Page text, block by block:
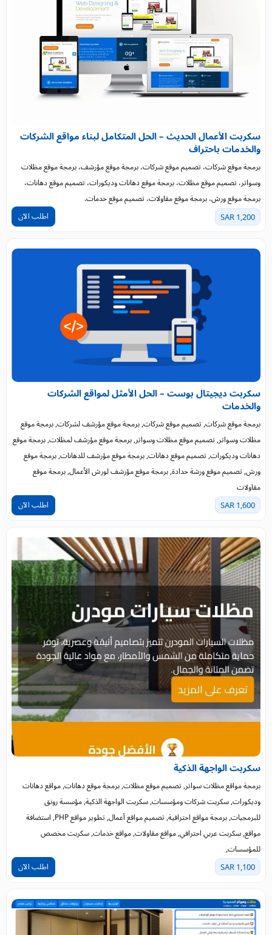
سكربت الأعمال الحديث – الحل المتكامل لبناء مواقع الشركات
والخدمات باحتراف
برمجة موقع شركات، تصميم موقع شركات، برمجة موقع مؤرشف، برمجة موقع مظلات
وسواتر، تصميم موقع مظلات، برمجة موقع دهانات وديكورات، تصميم موقع دهانات،
برمجة موقع ورش، برمجة موقع مقاولات، تصميم موقع خدمات.
1,200 SAR اطلب الآن
سكربت ديجيتال بوست – الحل الأمثل لمواقع الشركات
والخدمات
برمجة موقع شركات, تصميم موقع شركات, برمجة موقع مؤرشف لشركات, برمجة موقع
مظلات وسواتر, تصميم موقع مظلات وسواتر, برمجة موقع مؤرشف لمظلات, برمجة موقع
دهانات وديكورات, تصميم موقع دهانات, برمجة موقع مؤرشف للدهانات, برمجة موقع
ورش, تصميم موقع ورشة حدادة, برمجة موقع مؤرشف لورش الأعمال, برمجة موقع
مقاولات
1,600 SAR اطلب الآن
سكربت الواجهة الذكية
برمجة مواقع مظلات سواتر, تصميم موقع مظلات, برمجة موقع دهانات, مواقع دهانات
وديكورات, سكربت شركات ومؤسسات, سكربت الواجهة الذكية, مؤسسة رونق
للبرمجيات, برمجة مواقع احترافية, تصميم مواقع أعمال, تطوير مواقع PHP, استضافة
مواقع, سكربت عربي احترافي, مواقع مقاولات, مواقع خدمات, سكربت مخصص
للمؤسسات,
1,100 SAR اطلب الآن